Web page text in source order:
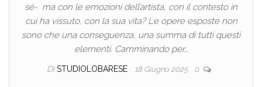
sé- ma con le emozioni dell’artista, con il contesto in
cui ha vissuto, con la sua vita? Le opere esposte non
sono che una conseguenza, una summa di tutti questi
elementi. Camminando per…
Di STUDIOLOBARESE 18 Giugno 2025 0